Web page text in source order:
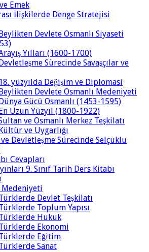
Emek
İlişkilerde Denge Stratejisi
Devlete Osmanlı Siyaseti
Yılları (1600-1700)
Sürecinde Savaşçılar ve
yüzyılda Değişim ve Diplomasi
Devlete Osmanlı Medeniyeti
Gücü Osmanlı (1453-1595)
Uzun Yüzyıl (1800-1922)
ve Osmanlı Merkez Teşkilatı
ve Uygarlığı
Devletleşme Sürecinde Selçuklu
Cevapları
9. Sınıf Tarih Ders Kitabı
Devlet Teşkilatı
Toplum Yapısı
Hukuk
Ekonomi
Eğitim
Sanat